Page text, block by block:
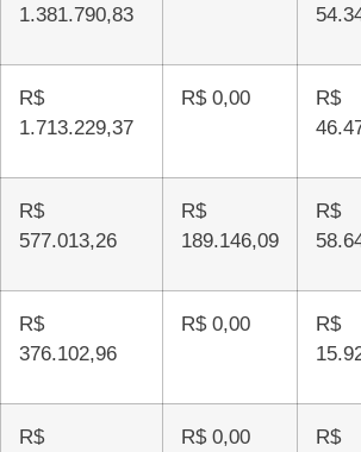
1.381.790,83
R$
1.713.229,37
R$ 0,00
R$
R$
577.013,26
R$
189.146,09
R$
R$
376.102,96
R$ 0,00
R$
R$
R$ 0,00
R$